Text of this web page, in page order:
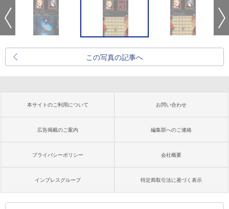
この写真の記事へ
本サイトのご利用について お問い合わせ
広告掲載のご案内 編集部へのご連絡
プライバシーポリシー 会社概要
インプレスグループ 特定商取引法に基づく表示